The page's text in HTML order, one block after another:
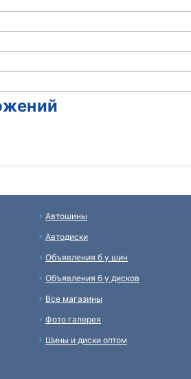
Автошины
Автодиски
Объявления б у шин
Объявления б у дисков
Все магазины
Фото галерея
Шины и диски оптом